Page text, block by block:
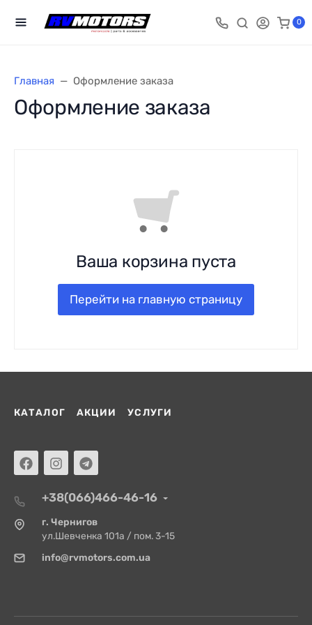
0
Главная Оформление заказа
Оформление заказа
Ваша корзина пуста
Перейти на главную страницу
КАТАЛОГ АКЦИИ УСЛУГИ
+38(066)466-46-16
г. Чернигов
ул.Шевченка 101а / пом. 3-15
info@rvmotors.com.ua